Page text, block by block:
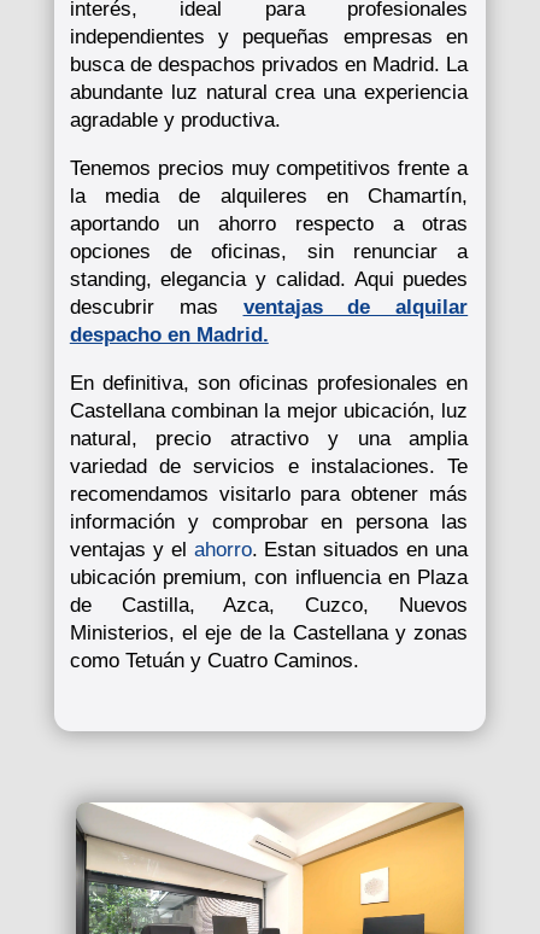
interés, ideal para profesionales
independientes y pequeñas empresas en
busca de despachos privados en Madrid. La
abundante luz natural crea una experiencia
agradable y productiva.
Tenemos precios muy competitivos frente a
la media de alquileres en Chamartín,
aportando un ahorro respecto a otras
opciones de oficinas, sin renunciar a
standing, elegancia y calidad. Aqui puedes
descubrir mas ventajas de alquilar
despacho en Madrid.
En definitiva, son oficinas profesionales en
Castellana combinan la mejor ubicación, luz
natural, precio atractivo y una amplia
variedad de servicios e instalaciones. Te
recomendamos visitarlo para obtener más
información y comprobar en persona las
ventajas y el ahorro. Estan situados en una
ubicación premium, con influencia en Plaza
de Castilla, Azca, Cuzco, Nuevos
Ministerios, el eje de la Castellana y zonas
como Tetuán y Cuatro Caminos.